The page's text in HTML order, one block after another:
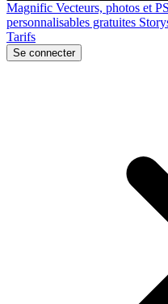
Magnific Vecteurs, photos et
personnalisables gratuites
Tarifs
Se connecter